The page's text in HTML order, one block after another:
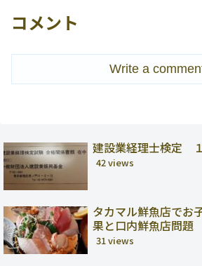
コメント
Write a
建設業経理士検定
42 views
タカマル鮮魚店でお
果と口内鮮魚店問題
31 views